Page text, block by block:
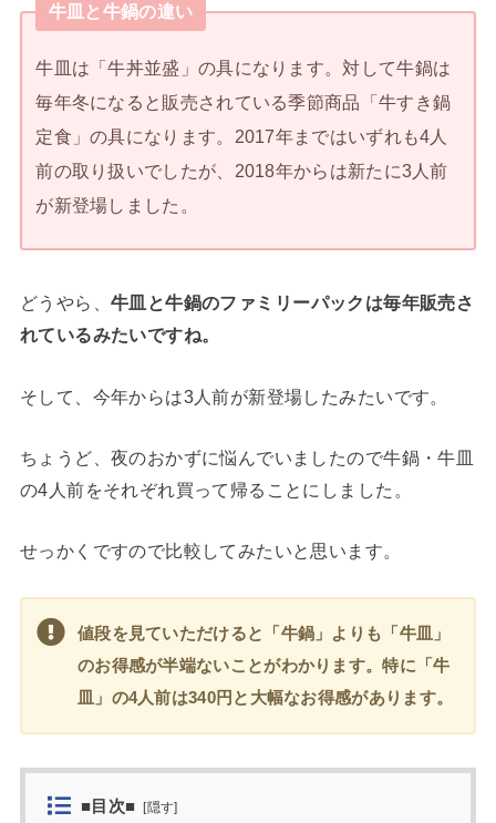
牛皿と牛鍋の違い
牛皿は「牛丼並盛」の具になります。対して牛鍋は
毎年冬になると販売されている季節商品「牛すき鍋
定食」の具になります。2017年まではいずれも4人
前の取り扱いでしたが、2018年からは新たに3人前
が新登場しました。
どうやら、 牛皿と牛鍋のファミリーパックは毎年販売さ
れているみたいですね。
そして、今年からは3人前が新登場したみたいです。
ちょうど、夜のおかずに悩んでいましたので牛鍋・牛皿
の4人前をそれぞれ買って帰ることにしました。
せっかくですので比較してみたいと思います。
値段を見ていただけると「牛鍋」よりも「牛皿」
のお得感が半端ないことがわかります。特に「牛
皿」の4人前は340円と大幅なお得感があります。
■目次■ [隠す]